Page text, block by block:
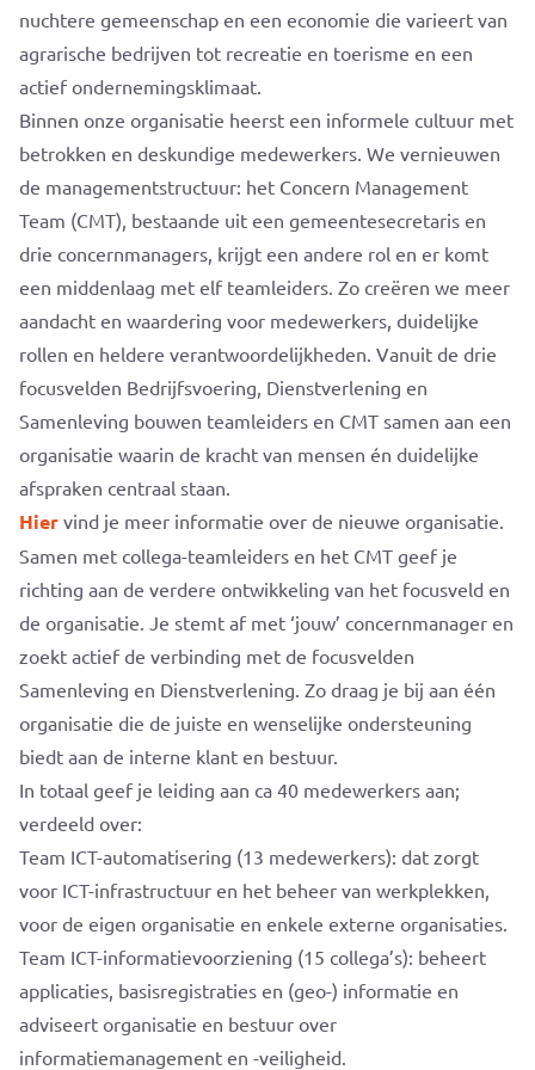
nuchtere gemeenschap en een economie die varieert van
agrarische bedrijven tot recreatie en toerisme en een
actief ondernemingsklimaat.
Binnen onze organisatie heerst een informele cultuur met
betrokken en deskundige medewerkers. We vernieuwen
de managementstructuur: het Concern Management
Team (CMT), bestaande uit een gemeentesecretaris en
drie concernmanagers, krijgt een andere rol en er komt
een middenlaag met elf teamleiders. Zo creëren we meer
aandacht en waardering voor medewerkers, duidelijke
rollen en heldere verantwoordelijkheden. Vanuit de drie
focusvelden Bedrijfsvoering, Dienstverlening en
Samenleving bouwen teamleiders en CMT samen aan een
organisatie waarin de kracht van mensen én duidelijke
afspraken centraal staan.
Hier vind je meer informatie over de nieuwe organisatie.
Samen met collega-teamleiders en het CMT geef je
richting aan de verdere ontwikkeling van het focusveld en
de organisatie. Je stemt af met ‘jouw’ concernmanager en
zoekt actief de verbinding met de focusvelden
Samenleving en Dienstverlening. Zo draag je bij aan één
organisatie die de juiste en wenselijke ondersteuning
biedt aan de interne klant en bestuur.
In totaal geef je leiding aan ca 40 medewerkers aan;
verdeeld over:
Team ICT-automatisering (13 medewerkers): dat zorgt
voor ICT-infrastructuur en het beheer van werkplekken,
voor de eigen organisatie en enkele externe organisaties.
Team ICT-informatievoorziening (15 collega’s): beheert
applicaties, basisregistraties en (geo-) informatie en
adviseert organisatie en bestuur over
informatiemanagement en -veiligheid.